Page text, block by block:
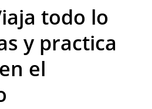
todo lo
y practica
el